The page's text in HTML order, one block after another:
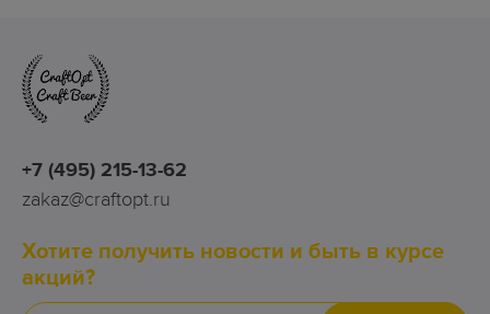
+7 (495) 215-13-62
zakaz@craftopt.ru
Хотите получить новости и быть в курсе
акций?